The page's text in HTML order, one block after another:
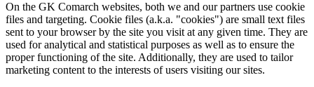
On the GK Comarch websites, both we and our partners use cookie
files and targeting. Cookie files (a.k.a. "cookies") are small text files
sent to your browser by the site you visit at any given time. They are
used for analytical and statistical purposes as well as to ensure the
proper functioning of the site. Additionally, they are used to tailor
marketing content to the interests of users visiting our sites.